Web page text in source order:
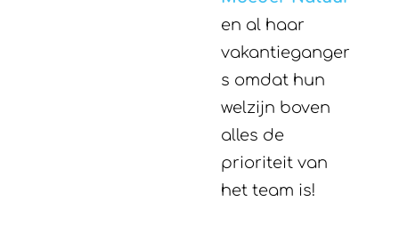
en al haar
vakantieganger
s omdat hun
welzijn boven
alles de
prioriteit van
het team is!